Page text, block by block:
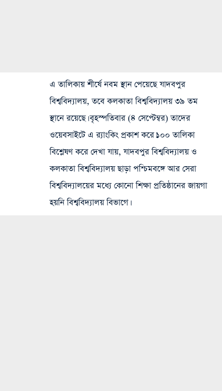
এ তালিকায় শীর্ষে নবম স্থান পেয়েছে যাদবপুর
বিশ্ববিদ্যালয়, তবে কলকাতা বিশ্ববিদ্যালয় ৩৯ তম
স্থানে রয়েছে। বৃহস্পতিবার (৪ সেপ্টেম্বর) তাদের
ওয়েবসাইটে এ র‍্যাংকিং প্রকাশ করে।১০০ তালিকা
বিশ্লেষণ করে দেখা যায়, যাদবপুর বিশ্ববিদ্যালয় ও
কলকাতা বিশ্ববিদ্যালয় ছাড়া পশ্চিমবঙ্গে আর সেরা
বিশ্ববিদ্যালয়ের মধ্যে কোনো শিক্ষা প্রতিষ্ঠানের জায়গা
হয়নি বিশ্ববিদ্যালয় বিভাগে।